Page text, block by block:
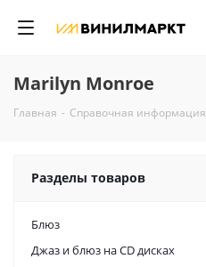
Marilyn Monroe
Главная - Справочная информация
Разделы товаров
Блюз
Джаз и блюз на CD дисках